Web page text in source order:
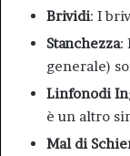
Brividi: I
Stanchezza:
generale)
Linfonodi
è un altro
Mal di